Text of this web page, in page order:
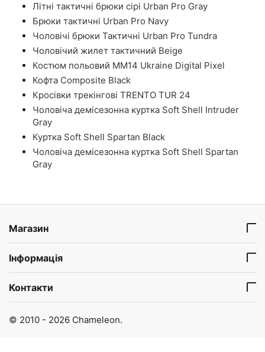
Літні тактичні брюки сірі Urban Pro Gray
Брюки тактичні Urban Pro Navy
Чоловічі брюки Тактичні Urban Pro Tundra
Чоловічий жилет тактичний Beige
Костюм польовий ММ14 Ukraine Digital Pixel
Кофта Composite Black
Кросівки трекінгові TRENTO TUR 24
Чоловіча демісезонна куртка Soft Shell Intruder
Gray
Куртка Soft Shell Spartan Black
Чоловіча демісезонна куртка Soft Shell Spartan
Gray
Магазин
Інформація
Контакти
© 2010 - 2026 Chameleon.